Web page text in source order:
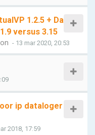
1.2.5 + Da
versus 3.15
- 13 mar 2020, 20:53
ip dataloger
2018, 17:59